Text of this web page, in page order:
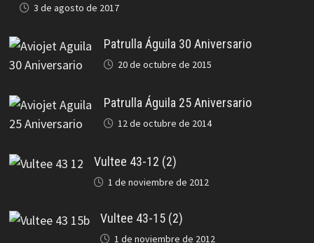
3 de agosto de 2017
Patrulla Águila 30 Aniversario
20 de octubre de 2015
Patrulla Águila 25 Aniversario
12 de octubre de 2014
Vultee 43-12 (2)
1 de noviembre de 2012
Vultee 43-15 (2)
1 de noviembre de 2012